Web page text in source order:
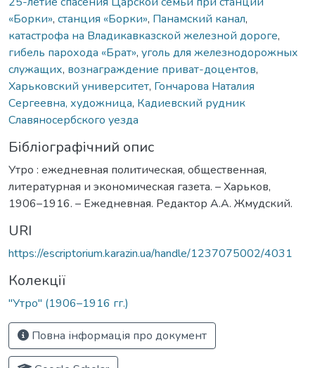
«Борки», станция «Борки», Панамский канал,
катастрофа на Владикавказской железной дороге,
гибель парохода «Брат», уголь для железнодорожных
служащих, вознаграждение приват-доцентов,
Харьковский университет, Гончарова Наталия
Сергеевна, художница, Кадиевский рудник
Славяносербского уезда
Бібліографічний опис
Утро : ежедневная политическая, общественная,
литературная и экономическая газета. – Харьков,
1906–1916. – Ежедневная. Редактор А.А. Жмудский.
URI
https://escriptorium.karazin.ua/handle/1237075002/4031
Колекції
"Утро" (1906–1916 гг.)
Повна інформація про документ